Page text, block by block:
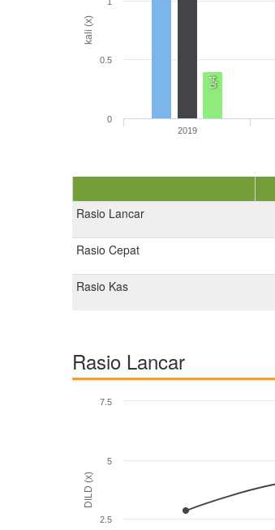
kali (x)
0,4
2019
0
0.5
Rasio Lancar
Rasio Cepat
Rasio Kas
Rasio Lancar
DILD (x)
2.5
5
7.5